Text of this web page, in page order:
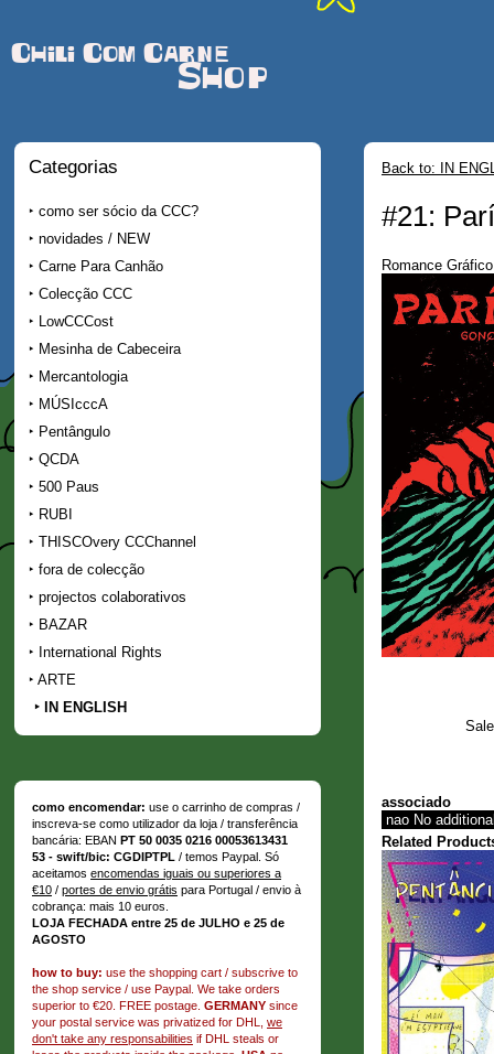
Chili Com Carne
Shop
Categorias
como ser sócio da CCC?
novidades / NEW
Carne Para Canhão
Colecção CCC
LowCCCost
Mesinha de Cabeceira
Mercantologia
MÚSIcccA
Pentângulo
QCDA
500 Paus
RUBI
THISCOvery CCChannel
fora de colecção
projectos colaborativos
BAZAR
International Rights
ARTE
IN ENGLISH
como encomendar: use o carrinho de compras /
inscreva-se como utilizador da loja / transferência
bancária: EBAN PT 50 0035 0216 00053613431
53 - swift/bic: CGDIPTPL / temos Paypal. Só
aceitamos encomendas iguais ou superiores a
€10 / portes de envio grátis para Portugal / envio à
cobrança: mais 10 euros.
LOJA FECHADA entre 25 de JULHO e 25 de
AGOSTO
how to buy: use the shopping cart / subscrive to
the shop service / use Paypal. We take orders
superior to €20. FREE postage. GERMANY since
your postal service was privatized for DHL, we
don't take any responsabilities if DHL steals or
Back to: IN
#21:
Romance
associado
Related